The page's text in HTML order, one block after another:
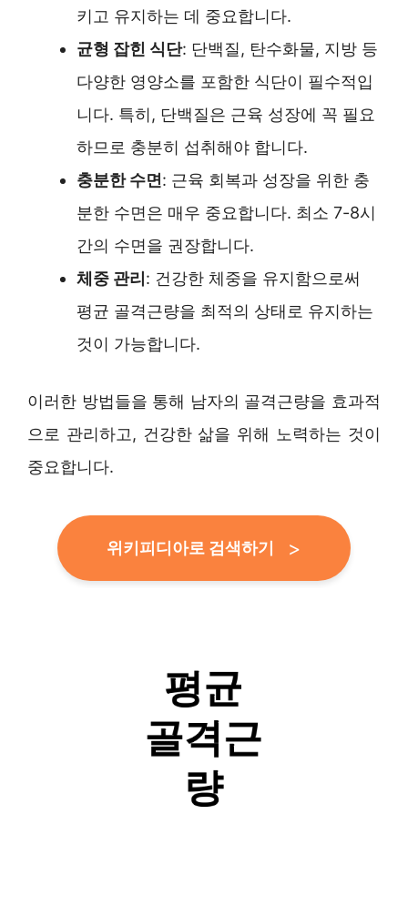
키고 유지하는 데 중요합니다.
균형 잡힌 식단: 단백질, 탄수화물, 지방 등
다양한 영양소를 포함한 식단이 필수적입
니다. 특히, 단백질은 근육 성장에 꼭 필요
하므로 충분히 섭취해야 합니다.
충분한 수면: 근육 회복과 성장을 위한 충
분한 수면은 매우 중요합니다. 최소 7-8시
간의 수면을 권장합니다.
체중 관리: 건강한 체중을 유지함으로써
평균 골격근량을 최적의 상태로 유지하는
것이 가능합니다.
이러한 방법들을 통해 남자의 골격근량을 효과적
으로 관리하고, 건강한 삶을 위해 노력하는 것이
중요합니다.
위키피디아로 검색하기